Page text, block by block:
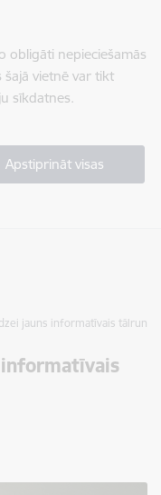
obligāti nepieciešamās
vietnē var tikt
sīkdatnes.
Apstiprināt visas
jauns informatīvais tālrunis: